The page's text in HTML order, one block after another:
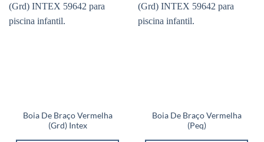
Boia De Braço Vermelha
(Grd) Intex
Boia De Braço Vermelha
(Peq)